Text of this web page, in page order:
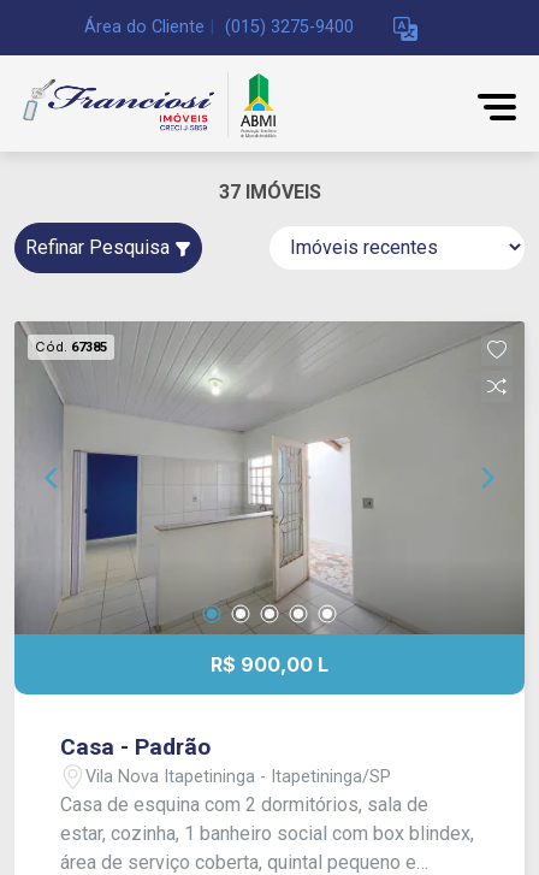
Área do Cliente (015) 3275-9400
37 IMÓVEIS
Refinar Pesquisa
Cód. 67385
R$ 900,00 L
Casa - Padrão
Vila Nova Itapetininga - Itapetininga/SP
Casa de esquina com 2 dormitórios, sala de
estar, cozinha, 1 banheiro social com box blindex,
área de serviço coberta, quintal pequeno e